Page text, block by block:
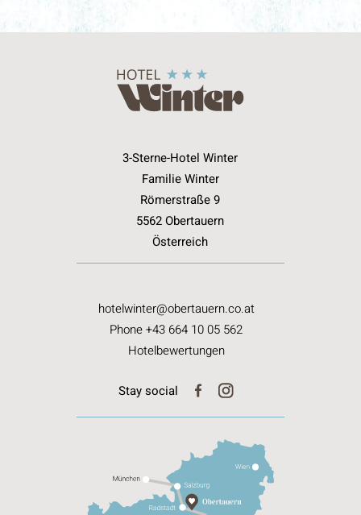
3-Sterne-Hotel Winter
Familie Winter
Römerstraße 9
5562 Obertauern
Österreich
hotelwinter@obertauern.co.at
Phone +43 664 10 05 562
Hotelbewertungen
Stay social